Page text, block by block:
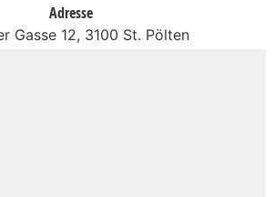
Adresse
Gasse 12, 3100 St. Pölten